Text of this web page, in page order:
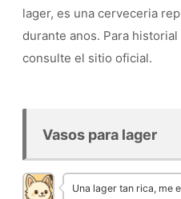
lager, es una cerveceria
durante anos. Para
consulte el sitio oficial.
Vasos para lager
Una lager tan rica, me